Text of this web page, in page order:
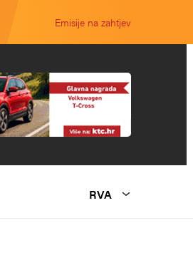
Emisije na zahtjev
RVA